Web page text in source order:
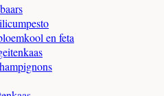
en feta